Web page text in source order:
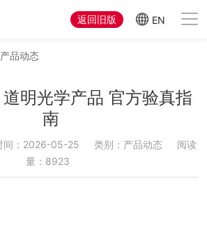
EN
返回旧版
产品动态
明光学产品 官方验真指
南
间：2026-05-25 类别：产品动态
阅读
量：8923